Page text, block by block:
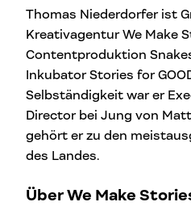
Thomas Niederdorfer ist
Kreativagentur We Make
Contentproduktion
Inkubator Stories for
Selbständigkeit war er
Director bei Jung von
gehört er zu den
des Landes.
Über We Make